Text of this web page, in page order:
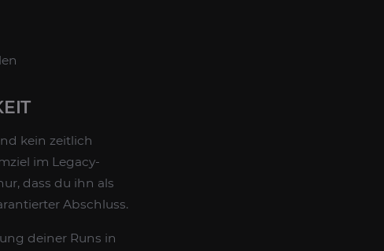
kein zeitlich
im Legacy-
dass du ihn als
Abschluss.
deiner Runs in